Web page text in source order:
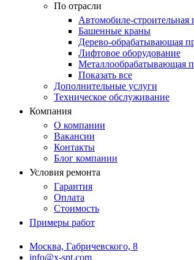
По отрасли
Автомобиле-
Башенные краны
Дерево-обрабатывающая
Лифтовое оборудование
Металлообрабатывающая
Показать все
Дополнительные услуги
Техническое обслуживание
Компания
О компании
Вакансии
Контакты
Блог компании
Условия ремонта
Гарантия
Оплата
Стоимость
Примеры работ
Москва, Габричевского, 8
info@x-spt.com